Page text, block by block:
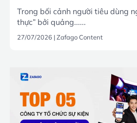
Trong bối cảnh người tiêu dùng
thực” bởi quảng......
27/07/2026 |Zafago Content